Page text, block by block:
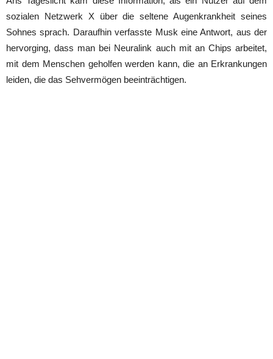
sozialen Netzwerk X über die seltene Augenkrankheit seines
Sohnes sprach. Daraufhin verfasste Musk eine Antwort, aus der
hervorging, dass man bei Neuralink auch mit an Chips arbeitet,
mit dem Menschen geholfen werden kann, die an Erkrankungen
leiden, die das Sehvermögen beeinträchtigen.